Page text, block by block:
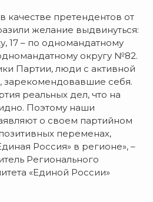
качестве претендентов от
желание выдвинуться:
17 – по одномандатному
округу №82.
Партии, люди с активной
зарекомендовавшие себя.
реальных дел, что на
Поэтому наши
о своем партийном
переменах,
Россия» в регионе», –
Регионального
«Единой России»